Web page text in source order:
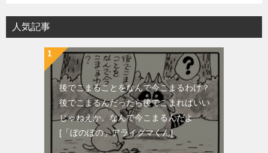
人気記事
後でこまることをなんで今こまるわけ？
後でこまるんだったら後でこまればいい
じゃねえか。なんで今こまるんだよ
[「ぼのぼの」アライグマくん]